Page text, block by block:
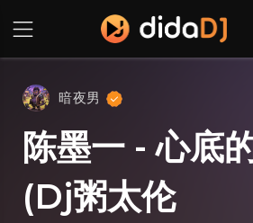
暗夜男
陈墨一 - 心底
(Dj粥太伦